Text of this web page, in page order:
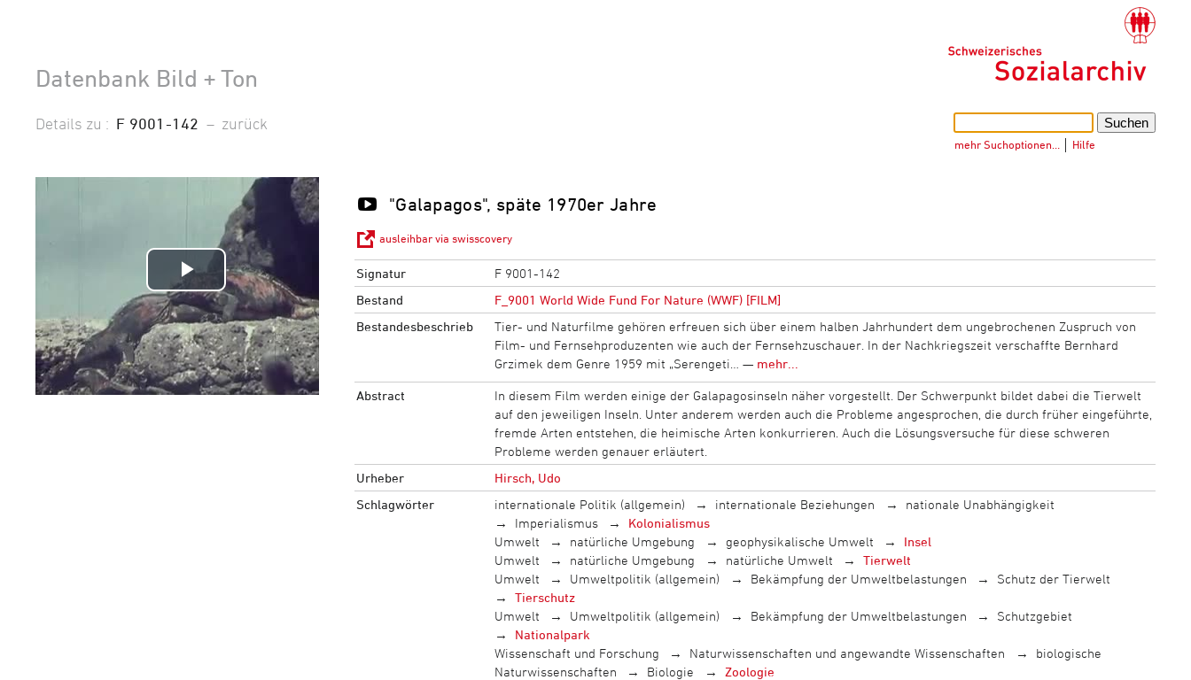
Datenbank Bild + Ton
mehr Suchoptionen… Hilfe
Details zu : F 9001-142 – zurück
Video
abspielen
"Galapagos", späte 1970er Jahre
ausleihbar via swisscovery
Signatur
F 9001-142
Bestand
F_9001 World Wide Fund For Nature (WWF) [FILM]
Bestandesbeschrieb
Tier- und Naturfilme gehören erfreuen sich über einem halben Jahrhundert dem ungebrochenen Zuspruch von
Film- und Fernsehproduzenten wie auch der Fernsehzuschauer. In der Nachkriegszeit verschaffte Bernhard
Grzimek dem Genre 1959 mit „Serengeti… — mehr...
Abstract
In diesem Film werden einige der Galapagosinseln näher vorgestellt. Der Schwerpunkt bildet dabei die Tierwelt
auf den jeweiligen Inseln. Unter anderem werden auch die Probleme angesprochen, die durch früher eingeführte,
fremde Arten entstehen, die heimische Arten konkurrieren. Auch die Lösungsversuche für diese schweren
Probleme werden genauer erläutert.
Urheber
Hirsch, Udo
Schlagwörter
internationale Politik (allgemein) internationale Beziehungen
nationale Unabhängigkeit
Imperialismus
Kolonialismus
Umwelt
natürliche Umgebung geophysikalische Umwelt
Insel
Umwelt
natürliche Umgebung natürliche Umwelt
Tierwelt
Umwelt
Umweltpolitik (allgemein) Bekämpfung der Umweltbelastungen
Schutz der Tierwelt
Tierschutz
Umwelt
Umweltpolitik (allgemein) Bekämpfung der Umweltbelastungen
Schutzgebiet
Nationalpark
Wissenschaft und Forschung
Naturwissenschaften und angewandte Wissenschaften
biologische
Naturwissenschaften
Biologie
Zoologie